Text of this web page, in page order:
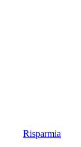
Risparmia